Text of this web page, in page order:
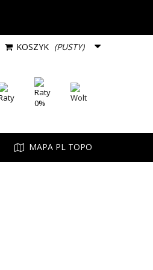
KOSZYK (PUSTY)
MAPA PL TOPO